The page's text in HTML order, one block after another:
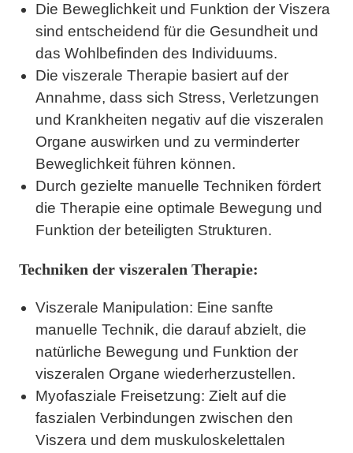
Die Beweglichkeit und Funktion der Viszera
sind entscheidend für die Gesundheit und
das Wohlbefinden des Individuums.
Die viszerale Therapie basiert auf der
Annahme, dass sich Stress, Verletzungen
und Krankheiten negativ auf die viszeralen
Organe auswirken und zu verminderter
Beweglichkeit führen können.
Durch gezielte manuelle Techniken fördert
die Therapie eine optimale Bewegung und
Funktion der beteiligten Strukturen.
Techniken der viszeralen Therapie:
Viszerale Manipulation: Eine sanfte
manuelle Technik, die darauf abzielt, die
natürliche Bewegung und Funktion der
viszeralen Organe wiederherzustellen.
Myofasziale Freisetzung: Zielt auf die
faszialen Verbindungen zwischen den
Viszera und dem muskuloskelettalen